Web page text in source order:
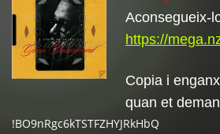
Aconsegueix-
https://
Copia i
quan et
!BO9nRgc6kTSTFZHYJRkHbQ